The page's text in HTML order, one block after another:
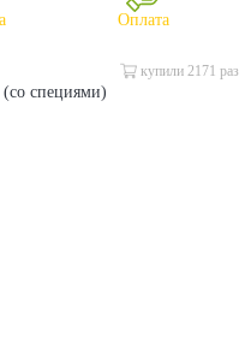
Оплата
купили 2171 раз